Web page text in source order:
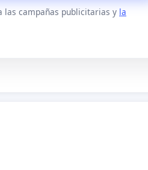
las campañas publicitarias y la